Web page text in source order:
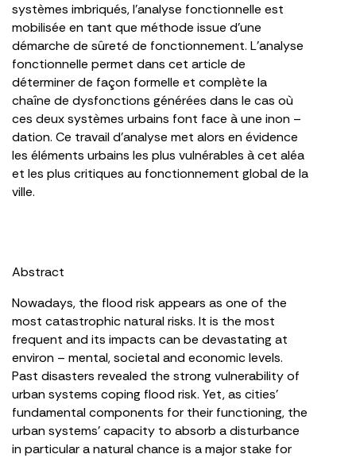
systèmes imbriqués, l’analyse fonctionnelle est
mobilisée en tant que méthode issue d’une
démarche de sûreté de fonctionnement. L’analyse
fonctionnelle permet dans cet article de
déterminer de façon formelle et complète la
chaîne de dysfonctions générées dans le cas où
ces deux systèmes urbains font face à une inon –
dation. Ce travail d’analyse met alors en évidence
les éléments urbains les plus vulnérables à cet aléa
et les plus critiques au fonctionnement global de la
ville.
Abstract
Nowadays, the flood risk appears as one of the
most catastrophic natural risks. It is the most
frequent and its impacts can be devastating at
environ – mental, societal and economic levels.
Past disasters revealed the strong vulnerability of
urban systems coping flood risk. Yet, as cities’
fundamental components for their functioning, the
urban systems’ capacity to absorb a disturbance
in particular a natural chance is a major stake for